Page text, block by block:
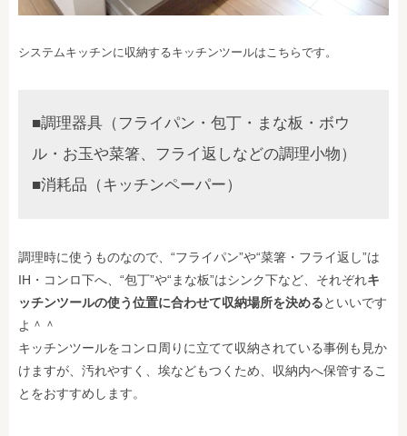
システムキッチンに収納するキッチンツールはこちらです。
■調理器具（フライパン・包丁・まな板・ボウ
ル・お玉や菜箸、フライ返しなどの調理小物）
■消耗品（キッチンペーパー）
調理時に使うものなので、“フライパン”や“菜箸・フライ返し”は
IH・コンロ下へ、“包丁”や“まな板”はシンク下など、それぞれキ
ッチンツールの使う位置に合わせて収納場所を決めるといいです
よ＾＾
キッチンツールをコンロ周りに立てて収納されている事例も見か
けますが、汚れやすく、埃などもつくため、収納内へ保管するこ
とをおすすめします。